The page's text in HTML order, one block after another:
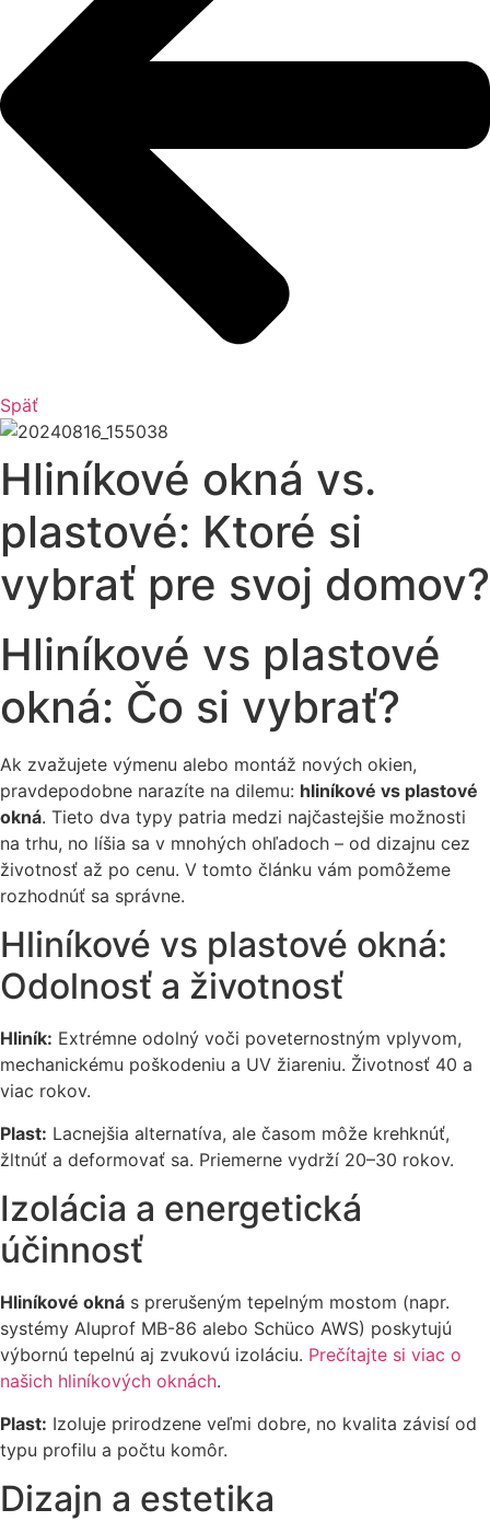
Späť
Hliníkové okná vs.
plastové: Ktoré si
vybrať pre svoj domov?
Hliníkové vs plastové
okná: Čo si vybrať?
Ak zvažujete výmenu alebo montáž nových okien,
pravdepodobne narazíte na dilemu: hliníkové vs plastové
okná. Tieto dva typy patria medzi najčastejšie možnosti
na trhu, no líšia sa v mnohých ohľadoch – od dizajnu cez
životnosť až po cenu. V tomto článku vám pomôžeme
rozhodnúť sa správne.
Hliníkové vs plastové okná:
Odolnosť a životnosť
Hliník: Extrémne odolný voči poveternostným vplyvom,
mechanickému poškodeniu a UV žiareniu. Životnosť 40 a
viac rokov.
Plast: Lacnejšia alternatíva, ale časom môže krehk­núť,
žltnúť a deformovať sa. Priemerne vydrží 20–30 rokov.
Izolácia a energetická
účinnosť
Hliníkové okná s prerušeným tepelným mostom (napr.
systémy Aluprof MB-86 alebo Schüco AWS) poskytujú
výbornú tepelnú aj zvukovú izoláciu. Prečítajte si viac o
našich hliníkových oknách.
Plast: Izoluje prirodzene veľmi dobre, no kvalita závisí od
typu profilu a počtu komôr.
Dizajn a estetika